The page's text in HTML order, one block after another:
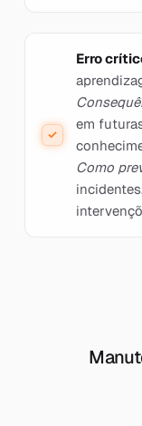
Erro
em
Como